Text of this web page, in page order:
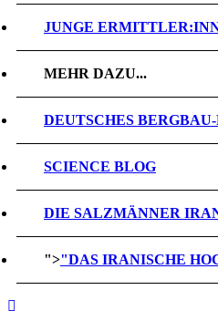
JUNGE
MEHR DAZU...
DEUTSCHES
SCIENCE BLOG
DIE SALZMÄNNER
">"DAS IRANISCHE